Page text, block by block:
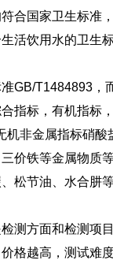
合国家卫生标准
活饮用水的卫生标
GB/T1484893
指标，有机指标
非金属指标硝
价铁等金属物
松节油、水合肼
测方面和检测项
格越高，测试难